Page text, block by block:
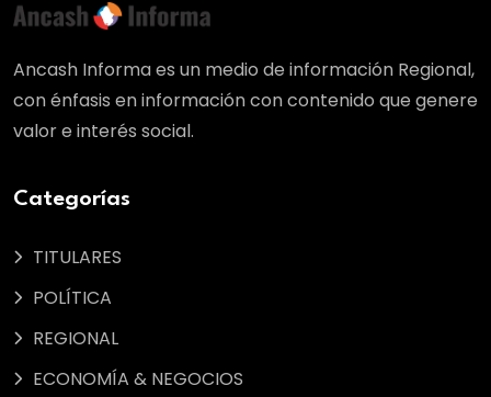
Ancash Informa es un medio de información Regional,
con énfasis en información con contenido que genere
valor e interés social.
Categorías
TITULARES
POLÍTICA
REGIONAL
ECONOMÍA & NEGOCIOS